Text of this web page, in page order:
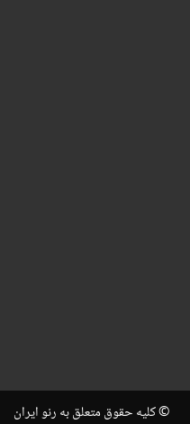
© کلیه حقوق متعلق به رنو ایران